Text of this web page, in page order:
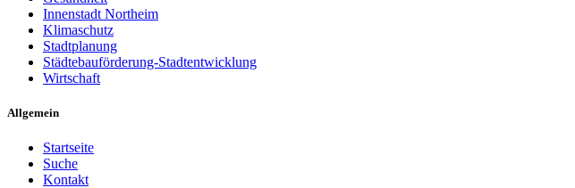
Innenstadt Northeim
Klimaschutz
Stadtplanung
Städtebauförderung-Stadtentwicklung
Wirtschaft
Allgemein
Startseite
Suche
Kontakt